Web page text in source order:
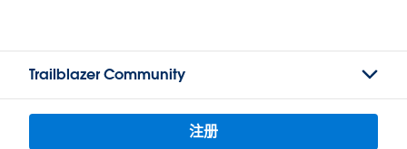
Trailblazer Community
注册